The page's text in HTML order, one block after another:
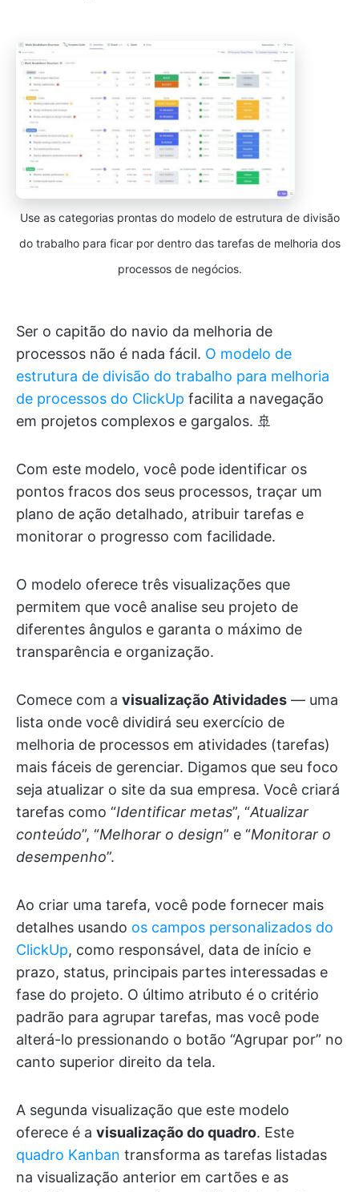
Use as categorias prontas do modelo de estrutura de divisão
do trabalho para ficar por dentro das tarefas de melhoria dos
processos de negócios.
Ser o capitão do navio da melhoria de
processos não é nada fácil. O modelo de
estrutura de divisão do trabalho para melhoria
de processos do ClickUp facilita a navegação
em projetos complexos e gargalos. 🚢
Com este modelo, você pode identificar os
pontos fracos dos seus processos, traçar um
plano de ação detalhado, atribuir tarefas e
monitorar o progresso com facilidade.
O modelo oferece três visualizações que
permitem que você analise seu projeto de
diferentes ângulos e garanta o máximo de
transparência e organização.
Comece com a visualização Atividades — uma
lista onde você dividirá seu exercício de
melhoria de processos em atividades (tarefas)
mais fáceis de gerenciar. Digamos que seu foco
seja atualizar o site da sua empresa. Você criará
tarefas como “Identificar metas”, “Atualizar
conteúdo”, “Melhorar o design” e “Monitorar o
desempenho”.
Ao criar uma tarefa, você pode fornecer mais
detalhes usando os campos personalizados do
ClickUp, como responsável, data de início e
prazo, status, principais partes interessadas e
fase do projeto. O último atributo é o critério
padrão para agrupar tarefas, mas você pode
alterá-lo pressionando o botão “Agrupar por” no
canto superior direito da tela.
A segunda visualização que este modelo
oferece é a visualização do quadro. Este
quadro Kanban transforma as tarefas listadas
na visualização anterior em cartões e as